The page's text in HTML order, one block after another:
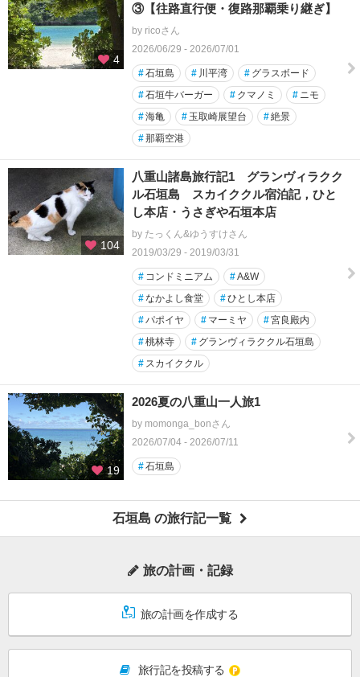
4
③【往路直行便・復路那覇乗り継ぎ】
by ricoさん
2026/06/29 - 2026/07/01
#石垣島 # 川平湾 # グラスボード
#石垣牛バーガー # クマノミ # ニモ
#海亀 # 玉取崎展望台 #絶景
#那覇空港
104
八重山諸島旅行記1 グランヴィラクク
ル石垣島 スカイククル宿泊記，ひと
し本店・うさぎや石垣本店
by たっくん&ゆうすけさん
2019/03/29 - 2019/03/31
# コンドミニアム #A&W
#なかよし食堂 #ひとし本店
#パポイヤ # マーミヤ #宮良殿内
#桃林寺 # グランヴィラククル石垣島
# スカイククル
19
2026夏の八重山一人旅1
by momonga_bonさん
2026/07/04 - 2026/07/11
#石垣島
石垣島 の旅行記一覧
旅の計画・記録
旅の計画を作成する
旅行記を投稿する